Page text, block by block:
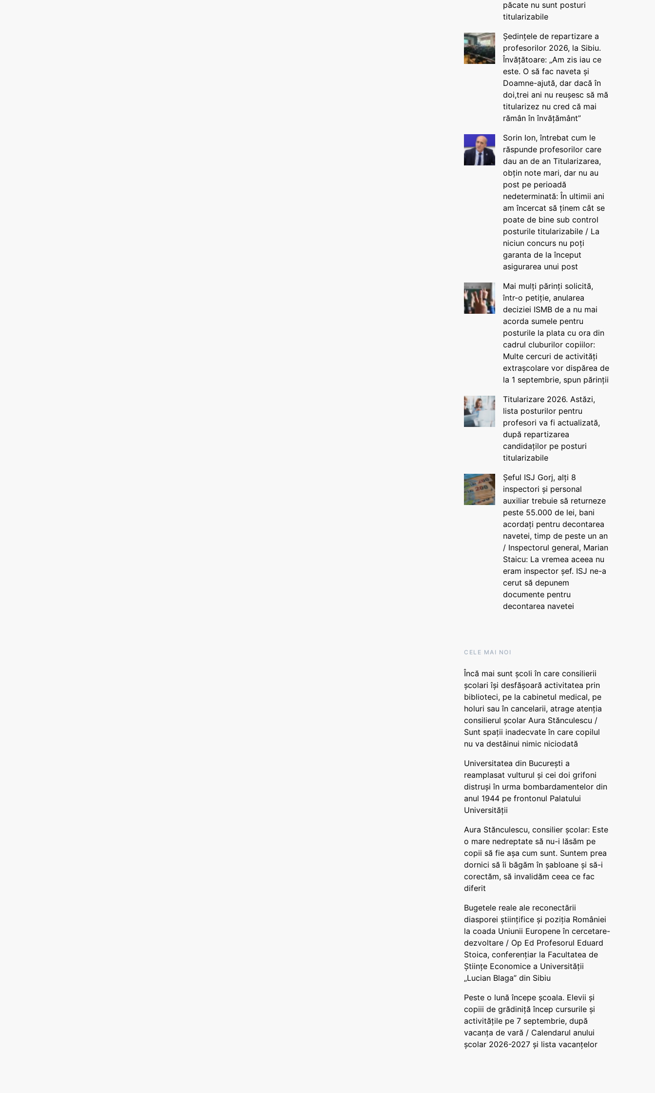
păcate nu sunt posturi
titularizabile
Ședințele de repartizare a
profesorilor 2026, la Sibiu.
Învățătoare: „Am zis iau ce
este. O să fac naveta și
Doamne-ajută, dar dacă în
doi,trei ani nu reușesc să mă
titularizez nu cred că mai
rămân în învățământ”
Sorin Ion, întrebat cum le
răspunde profesorilor care
dau an de an Titularizarea,
obțin note mari, dar nu au
post pe perioadă
nedeterminată: În ultimii ani
am încercat să ținem cât se
poate de bine sub control
posturile titularizabile / La
niciun concurs nu poți
garanta de la început
asigurarea unui post
Mai mulți părinți solicită,
într-o petiție, anularea
deciziei ISMB de a nu mai
acorda sumele pentru
posturile la plata cu ora din
cadrul cluburilor copiilor:
Multe cercuri de activități
extrașcolare vor dispărea de
la 1 septembrie, spun părinții
Titularizare 2026. Astăzi,
lista posturilor pentru
profesori va fi actualizată,
după repartizarea
candidaților pe posturi
titularizabile
Șeful ISJ Gorj, alți 8
inspectori și personal
auxiliar trebuie să returneze
peste 55.000 de lei, bani
acordați pentru decontarea
navetei, timp de peste un an
/ Inspectorul general, Marian
Staicu: La vremea aceea nu
eram inspector șef. ISJ ne-a
cerut să depunem
documente pentru
decontarea navetei
CELE MAI NOI
Încă mai sunt școli în care consilierii
școlari își desfășoară activitatea prin
biblioteci, pe la cabinetul medical, pe
holuri sau în cancelarii, atrage atenția
consilierul școlar Aura Stănculescu /
Sunt spații inadecvate în care copilul
nu va destăinui nimic niciodată
Universitatea din București a
reamplasat vulturul și cei doi grifoni
distruși în urma bombardamentelor din
anul 1944 pe frontonul Palatului
Universității
Aura Stănculescu, consilier școlar: Este
o mare nedreptate să nu-i lăsăm pe
copii să fie așa cum sunt. Suntem prea
dornici să îi băgăm în șabloane și să-i
corectăm, să invalidăm ceea ce fac
diferit
Bugetele reale ale reconectării
diasporei științifice și poziția României
la coada Uniunii Europene în cercetare-
dezvoltare / Op Ed Profesorul Eduard
Stoica, conferențiar la Facultatea de
Științe Economice a Universității
„Lucian Blaga” din Sibiu
Peste o lună începe școala. Elevii și
copiii de grădiniță încep cursurile și
activitățile pe 7 septembrie, după
vacanța de vară / Calendarul anului
școlar 2026-2027 și lista vacanțelor